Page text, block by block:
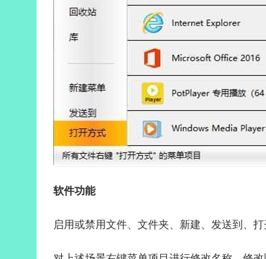
软件功能
启用或禁用文件、文件夹、新建、发送到、